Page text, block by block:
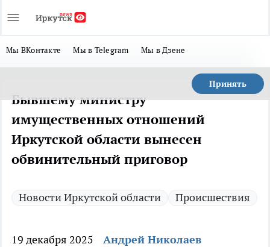
Мы ВКонтакте Мы в Telegram Мы в Дзене
Принять
Бывшему министру
имущественных отношений
Иркутской области вынесен
обвинительный приговор
Новости Иркутской области Происшествия
19 декабря 2025 Андрей Николаев